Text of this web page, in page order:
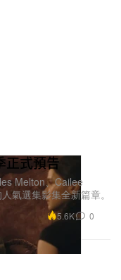
正式預告
Melton、Cailee
氣選集影集全新篇章。
5.6K 0